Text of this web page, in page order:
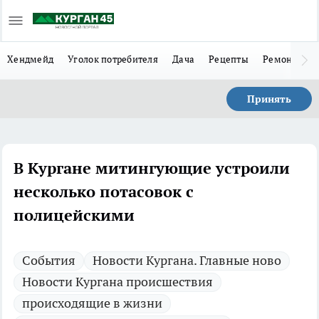
Хендмейд Уголок потребителя Дача Рецепты Ремонт
Принять
В Кургане митингующие устроили
несколько потасовок с
полицейскими
Cобытия
Новости Кургана. Главные ново
Новости Кургана происшествия
происходящие в жизни